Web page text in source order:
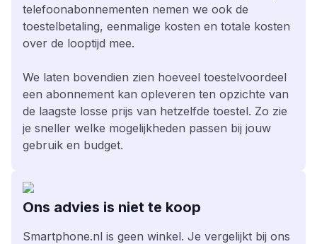
telefoonabonnementen nemen we ook de
toestelbetaling, eenmalige kosten en totale kosten
over de looptijd mee.
We laten bovendien zien hoeveel toestelvoordeel
een abonnement kan opleveren ten opzichte van
de laagste losse prijs van hetzelfde toestel. Zo zie
je sneller welke mogelijkheden passen bij jouw
gebruik en budget.
Ons advies is niet te koop
Smartphone.nl is geen winkel. Je vergelijkt bij ons